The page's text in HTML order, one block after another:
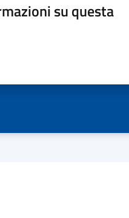
su questa